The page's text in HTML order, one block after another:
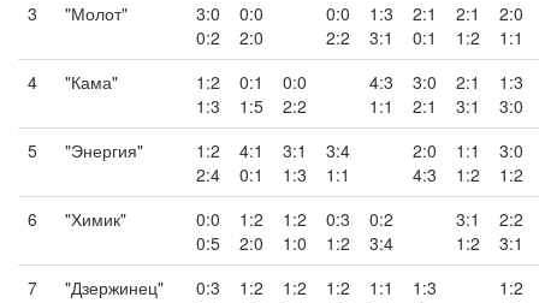
3
"Молот"
3:0
0:2
0:0
2:0
0:0
2:2
1:3
3:1
2:1
0:1
2:1
1:2
2:0
1:1
4
"Кама"
1:2
1:3
0:1
1:5
0:0
2:2
4:3
1:1
3:0
2:1
2:1
3:1
1:3
3:0
5
"Энергия"
1:2
2:4
4:1
0:1
3:1
1:3
3:4
1:1
2:0
4:3
1:1
1:2
3:0
1:2
6
"Химик"
0:0
0:5
1:2
2:0
1:2
1:0
0:3
1:2
0:2
3:4
3:1
1:2
2:2
3:1
7
"Дзержинец"
0:3
1:2
1:2
1:2
1:1
1:3
1:2